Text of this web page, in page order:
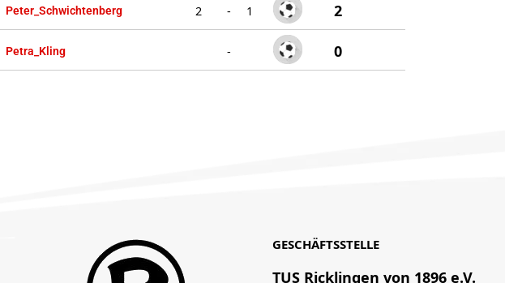
Peter_Schwichtenberg 2 - 1 2
Petra_Kling - 0
GESCHÄFTSSTELLE
TUS Ricklingen von 1896 e.V.